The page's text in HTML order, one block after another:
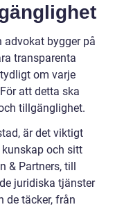
advokat bygger på
transparenta
om varje
att detta ska
tillgänglighet.
är det viktigt
och sitt
& Partners, till
juridiska tjänster
de täcker, från